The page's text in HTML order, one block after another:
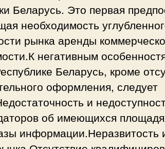
Беларусь. Это первая
необходимость
рынка аренды
негативным
Беларусь, кроме
оформления, следует
и
об имеющихся
информации.Неразвитость